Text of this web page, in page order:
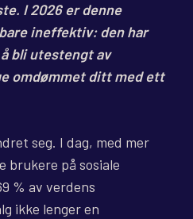
I 2026 er denne
ineffektiv: den har
bli utestengt av
omdømmet ditt med ett
seg. I dag, med mer
brukere på sosiale
% av verdens
ikke lenger en